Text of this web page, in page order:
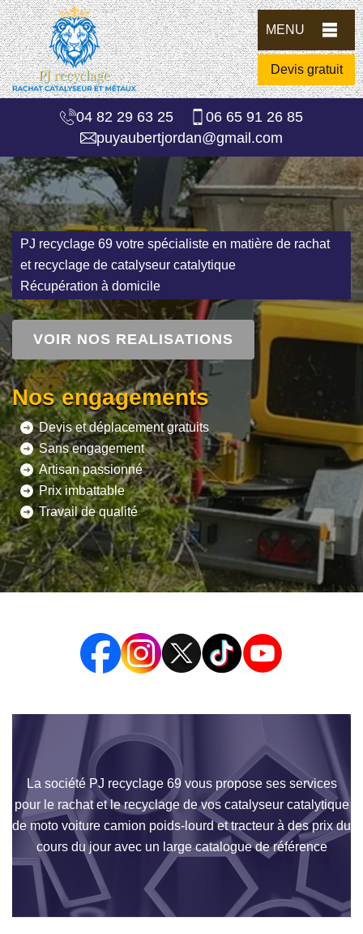
MENU
Devis gratuit
04 82 29 63 25
06 65 91 26 85
puyaubertjordan@gmail.com
PJ recyclage 69 votre spécialiste en matière de rachat
et recyclage de catalyseur catalytique
Récupération à domicile
VOIR NOS REALISATIONS
Nos engagements
Devis et déplacement gratuits
Sans engagement
Artisan passionné
Prix imbattable
Travail de qualité
La société PJ recyclage 69 vous propose ses services
pour le rachat et le recyclage de vos catalyseur catalytique
de moto voiture camion poids-lourd et tracteur à des prix du
cours du jour avec un large catalogue de référence